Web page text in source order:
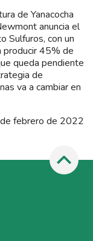
de Yanacocha
anuncia el
Sulfuros, con un
producir 45% de
queda pendiente
de
va a cambiar en
febrero de 2022